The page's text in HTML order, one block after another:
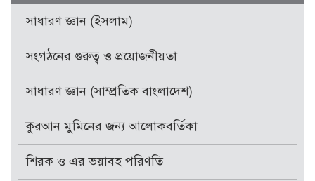
সাধারণ জ্ঞান (ইসলাম)
সংগঠনের গুরুত্ব ও প্রয়োজনীয়তা
সাধারণ জ্ঞান (সাম্প্রতিক বাংলাদেশ)
কুরআন মুমিনের জন্য আলোকবর্তিকা
শিরক ও এর ভয়াবহ পরিণতি